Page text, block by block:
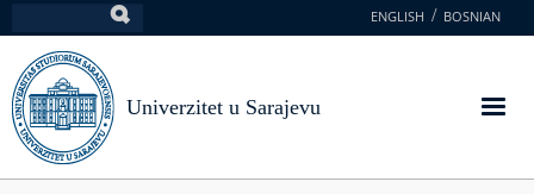
na
glavni
sadržaj
ENGLISH BOSNIAN
Univerzitet u Sarajevu